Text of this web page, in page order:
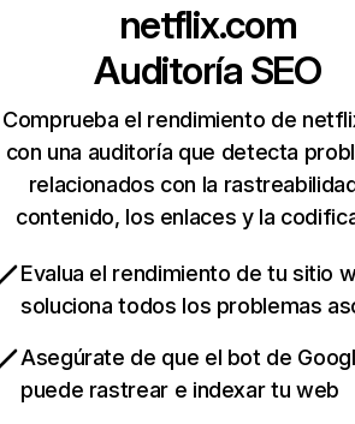
netflix.com
Auditoría SEO
Comprueba el rendimiento de
con una auditoría que detecta
relacionados con la
contenido, los enlaces y la
Evalua el rendimiento de tu sitio
soluciona todos los problemas
Asegúrate de que el bot de
puede rastrear e indexar tu web